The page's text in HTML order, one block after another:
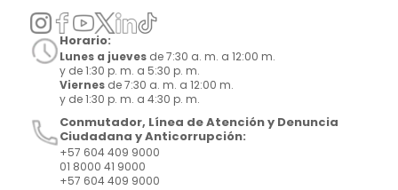
Horario:
Lunes a jueves de 7:30 a. m. a 12:00 m.
y de 1:30 p. m. a 5:30 p. m.
Viernes de 7:30 a. m. a 12:00 m.
y de 1:30 p. m. a 4:30 p. m.
Conmutador, Línea de Atención y Denuncia
Ciudadana y Anticorrupción:
+57 604 409 9000
01 8000 41 9000
+57 604 409 9000